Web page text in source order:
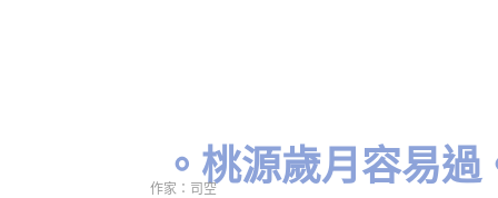
。桃源歲月容易
作家：司空